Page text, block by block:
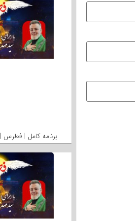
برنامه کامل | فطرس | ۱۴۰۵.۵.۱۲ | اربعین ۱۴۰۵